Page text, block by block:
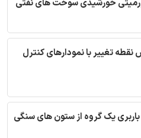
خورشیدی سوخت های نفتی
تغییر با نمودارهای کنترل
یک گروه از ستون های سنگی